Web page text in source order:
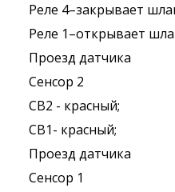
Реле 4–закрывает
Реле 1–открывает
Проезд датчика
Сенсор 2
СВ2 - красный;
СВ1- красный;
Проезд датчика
Сенсор 1